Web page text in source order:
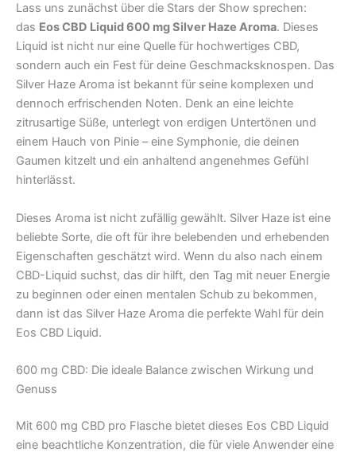
Lass uns zunächst über die Stars der Show sprechen:
das Eos CBD Liquid 600 mg Silver Haze Aroma. Dieses
Liquid ist nicht nur eine Quelle für hochwertiges CBD,
sondern auch ein Fest für deine Geschmacksknospen. Das
Silver Haze Aroma ist bekannt für seine komplexen und
dennoch erfrischenden Noten. Denk an eine leichte
zitrusartige Süße, unterlegt von erdigen Untertönen und
einem Hauch von Pinie – eine Symphonie, die deinen
Gaumen kitzelt und ein anhaltend angenehmes Gefühl
hinterlässt.
Dieses Aroma ist nicht zufällig gewählt. Silver Haze ist eine
beliebte Sorte, die oft für ihre belebenden und erhebenden
Eigenschaften geschätzt wird. Wenn du also nach einem
CBD-Liquid suchst, das dir hilft, den Tag mit neuer Energie
zu beginnen oder einen mentalen Schub zu bekommen,
dann ist das Silver Haze Aroma die perfekte Wahl für dein
Eos CBD Liquid.
600 mg CBD: Die ideale Balance zwischen Wirkung und
Genuss
Mit 600 mg CBD pro Flasche bietet dieses Eos CBD Liquid
eine beachtliche Konzentration, die für viele Anwender eine